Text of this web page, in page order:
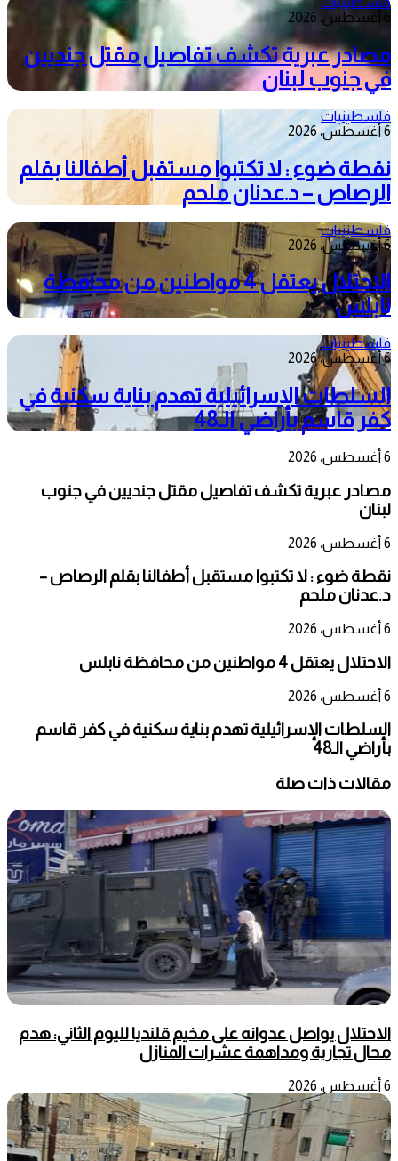
6 أغسطس، 2026
مصادر عبرية تكشف تفاصيل مقتل جنديين
في جنوب لبنان
فلسطينيات
6 أغسطس، 2026
نقطة ضوء : لا تكتبوا مستقبل أطفالنا بقلم
الرصاص – د.عدنان ملحم
فلسطينيات
6 أغسطس، 2026
الاحتلال يعتقل 4 مواطنين من محافظة
نابلس
فلسطينيات
6 أغسطس، 2026
السلطات الإسرائيلية تهدم بناية سكنية في
كفر قاسم بأراضي الـ48
6 أغسطس، 2026
مصادر عبرية تكشف تفاصيل مقتل جنديين في جنوب
لبنان
6 أغسطس، 2026
نقطة ضوء : لا تكتبوا مستقبل أطفالنا بقلم الرصاص –
د.عدنان ملحم
6 أغسطس، 2026
الاحتلال يعتقل 4 مواطنين من محافظة نابلس
6 أغسطس، 2026
السلطات الإسرائيلية تهدم بناية سكنية في كفر قاسم
بأراضي الـ48
مقالات ذات صلة
الاحتلال يواصل عدوانه على مخيم قلنديا لليوم الثاني: هدم
محال تجارية ومداهمة عشرات المنازل
6 أغسطس، 2026